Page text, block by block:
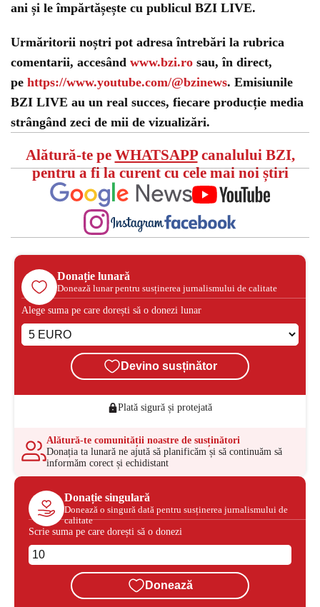
ani și le împărtășește cu publicul BZI LIVE.
Urmăritorii noștri pot adresa întrebări la rubrica
comentarii, accesând www.bzi.ro sau, în direct,
pe https://www.youtube.com/@bzinews. Emisiunile
BZI LIVE au un real succes, fiecare producție media
strângând zeci de mii de vizualizări.
Alătură-te pe WHATSAPPcanalului BZI,
pentru a fi la curent cu cele mai noi știri
Donație lunară
Donează lunar pentru susținerea jurnalismului de calitate
Alege suma pe care dorești să o donezi lunar
Devino susținător
Plată sigură și protejată
Alătură-te comunității noastre de susținători
Donația ta lunară ne ajută să planificăm și să continuăm să
informăm corect și echidistant
Donație singulară
Donează o singură dată pentru susținerea jurnalismului de
calitate
Scrie suma pe care dorești să o donezi
Donează